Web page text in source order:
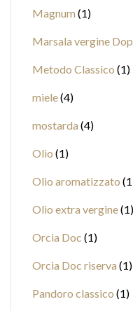
Magnum 1
Marsala vergine Dop
Metodo Classico 1
miele 4
mostarda 4
Olio 1
Olio aromatizzato 1
Olio extra vergine 1
Orcia Doc 1
Orcia Doc riserva 1
Pandoro classico 1